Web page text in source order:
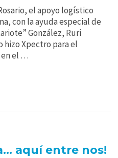
el apoyo logístico
con la ayuda especial de
González, Ruri
hizo Xpectro para el
en el …
aquí entre nos!